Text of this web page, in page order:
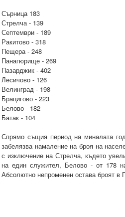
Сърница 183
Стрелча - 139
Септември - 189
Ракитово - 318
Пещера - 248
Панагюрище - 269
Пазарджик - 402
Лесичово - 126
Велинград - 198
Брацигово - 223
Белово - 182
Батак - 104
Спрямо същия период на миналата
забелязва намаление на броя на
с изключение на Стрелча, където
на един служител, Белово - от 178
Абсолютно непроменен остава броят в